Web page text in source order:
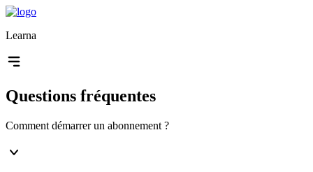
Learna
Questions fréquentes
Comment démarrer un abonnement ?